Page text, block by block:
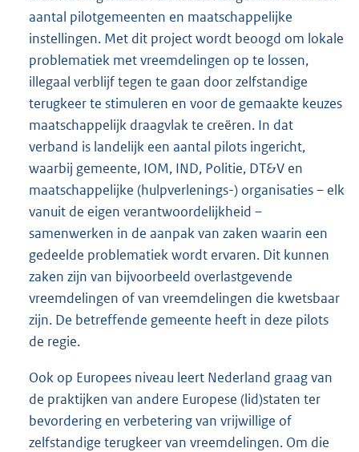
aantal pilotgemeenten en maatschappelijke
instellingen. Met dit project wordt beoogd om lokale
problematiek met vreemdelingen op te lossen,
illegaal verblijf tegen te gaan door zelfstandige
terugkeer te stimuleren en voor de gemaakte keuzes
maatschappelijk draagvlak te creëren. In dat
verband is landelijk een aantal pilots ingericht,
waarbij gemeente, IOM, IND, Politie, DT&V en
maatschappelijke (hulpverlenings-) organisaties – elk
vanuit de eigen verantwoordelijkheid –
samenwerken in de aanpak van zaken waarin een
gedeelde problematiek wordt ervaren. Dit kunnen
zaken zijn van bijvoorbeeld overlastgevende
vreemdelingen of van vreemdelingen die kwetsbaar
zijn. De betreffende gemeente heeft in deze pilots
de regie.
Ook op Europees niveau leert Nederland graag van
de praktijken van andere Europese (lid)staten ter
bevordering en verbetering van vrijwillige of
zelfstandige terugkeer van vreemdelingen. Om die